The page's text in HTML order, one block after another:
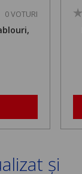
0 VOTURI
și